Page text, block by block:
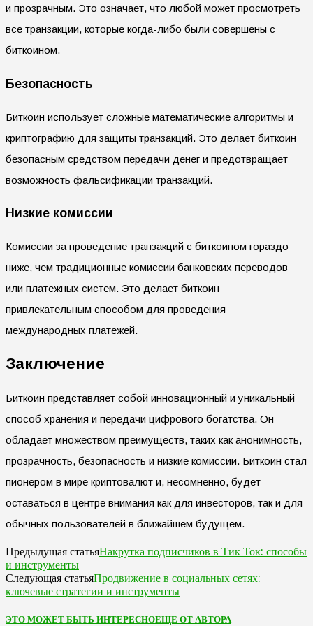
и прозрачным. Это означает, что любой может просмотреть
все транзакции, которые когда-либо были совершены с
биткоином.
Безопасность
Биткоин использует сложные математические алгоритмы и
криптографию для защиты транзакций. Это делает биткоин
безопасным средством передачи денег и предотвращает
возможность фальсификации транзакций.
Низкие комиссии
Комиссии за проведение транзакций с биткоином гораздо
ниже, чем традиционные комиссии банковских переводов
или платежных систем. Это делает биткоин
привлекательным способом для проведения
международных платежей.
Заключение
Биткоин представляет собой инновационный и уникальный
способ хранения и передачи цифрового богатства. Он
обладает множеством преимуществ, таких как анонимность,
прозрачность, безопасность и низкие комиссии. Биткоин стал
пионером в мире криптовалют и, несомненно, будет
оставаться в центре внимания как для инвесторов, так и для
обычных пользователей в ближайшем будущем.
Предыдущая статьяНакрутка подписчиков в Тик Ток: способы
и инструменты
Следующая статьяПродвижение в социальных сетях:
ключевые стратегии и инструменты
ЭТО МОЖЕТ БЫТЬ ИНТЕРЕСНОЕЩЕ ОТ АВТОРА